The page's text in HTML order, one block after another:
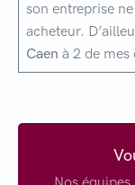
son entreprise
acheteur.
Caen à 2 de